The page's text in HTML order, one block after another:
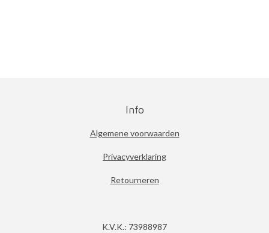
Info
Algemene voorwaarden
Privacyverklaring
Retourneren
K.V.K.: 73988987